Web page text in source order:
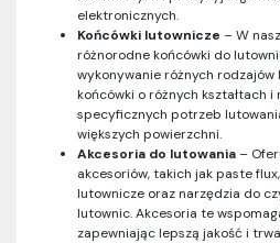
elektronicznych.
Końcówki lutownicze – W
różnorodne końcówki do
wykonywanie różnych rodzajów
końcówki o różnych kształtach
specyficznych potrzeb
większych powierzchni.
Akcesoria do lutowania–
akcesoriów, takich jak paste
lutownicze oraz narzędzia do
lutownic. Akcesoria te
zapewniając lepszą jakość i